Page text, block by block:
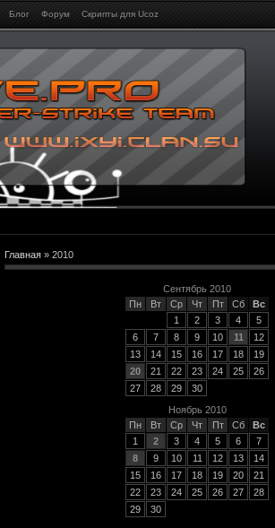
Блог Форум Скрипты для Ucoz
Главная » 2010
Сентябрь 2010
Пн
Вт Ср Чт Пт Сб
Вс
1
2 3 4
5
6
7 8 9 10 11
12
13
14 15 16 17 18
19
20
21 22 23 24 25
26
27
28 29 30
Ноябрь 2010
Пн
Вт Ср Чт Пт Сб
Вс
1
2 3 4 5 6
7
8
9 10 11 12 13
14
15
16 17 18 19 20
21
22
23 24 25 26 27
28
29
30